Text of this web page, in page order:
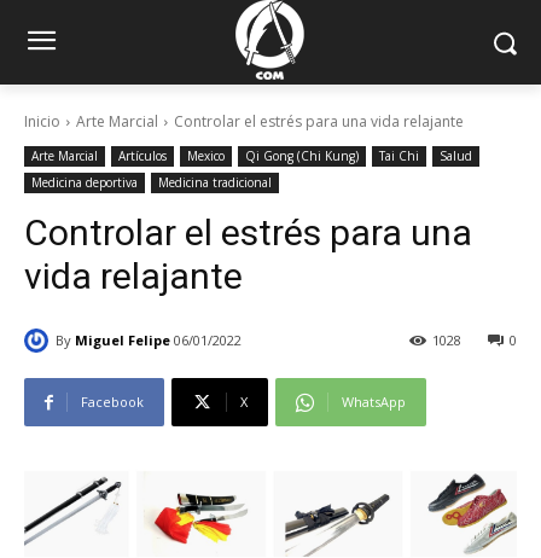
Inicio Arte Marcial Controlar el estrés para una vida relajante
Arte Marcial Artículos Mexico Qi Gong (Chi Kung) Tai Chi
Salud
Medicina deportiva
Medicina tradicional
Controlar el estrés para una
vida relajante
By Miguel Felipe 06/01/2022 0
1028
Facebook X WhatsApp